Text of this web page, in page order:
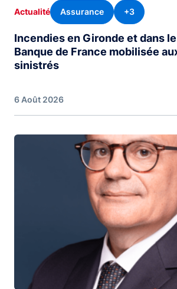
Actualité Assurance +3
Incendies en Gironde et dans le
Banque de France mobilisée
sinistrés
6 Août 2026
Image